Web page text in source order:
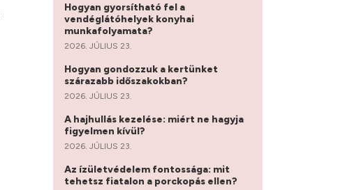
Hogyan gyorsítható fel a
vendéglátóhelyek konyhai
munkafolyamata?
2026. JÚLIUS 23.
Hogyan gondozzuk a kertünket
szárazabb időszakokban?
2026. JÚLIUS 23.
A hajhullás kezelése: miért ne hagyja
figyelmen kívül?
2026. JÚLIUS 23.
Az ízületvédelem fontossága: mit
tehetsz fiatalon a porckopás ellen?